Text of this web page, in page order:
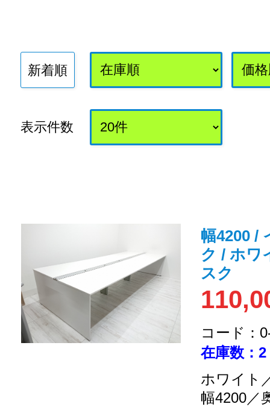
新着順
表示件数
幅4200 /
ク / ホワ
スク
コード：
在庫数：2
ホワイト
幅4200／